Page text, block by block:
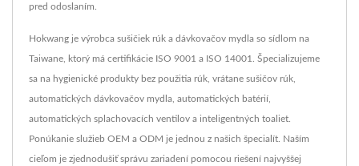
pred odoslaním.
Hokwang je výrobca sušičiek rúk a dávkovačov mydla so sídlom na
Taiwane, ktorý má certifikácie ISO 9001 a ISO 14001. Špecializujeme
sa na hygienické produkty bez použitia rúk, vrátane sušičov rúk,
automatických dávkovačov mydla, automatických batérií,
automatických splachovacích ventilov a inteligentných toaliet.
Ponúkanie služieb OEM a ODM je jednou z našich špecialít. Naším
cieľom je zjednodušiť správu zariadení pomocou riešení najvyššej